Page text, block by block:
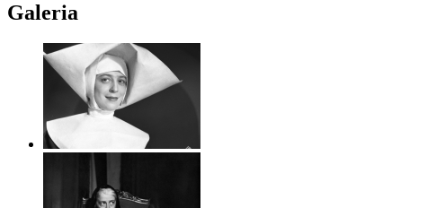
Galeria